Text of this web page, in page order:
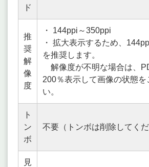
ド
推
奨
解
像
度
・ 144ppi～350ppi
・ 拡大表示するため、
を推奨します。
解像度が不明な場合は、
200％表示して画像の状態を
い。
ト
ン
ボ
不要（トンボは削除してくだ
見